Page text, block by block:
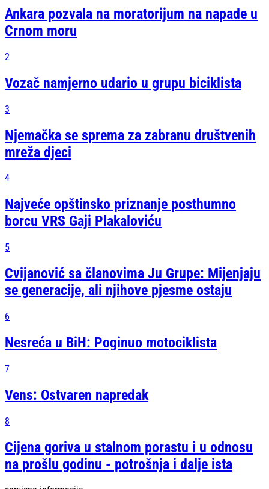
Ankara pozvala na moratorijum na napade u
Crnom moru
2
Vozač namjerno udario u grupu biciklista
3
Njemačka se sprema za zabranu društvenih
mreža djeci
4
Najveće opštinsko priznanje posthumno
borcu VRS Gaji Plakaloviću
5
Cvijanović sa članovima Ju Grupe: Mijenjaju
se generacije, ali njihove pjesme ostaju
6
Nesreća u BiH: Poginuo motociklista
7
Vens: Ostvaren napredak
8
Cijena goriva u stalnom porastu i u odnosu
na prošlu godinu - potrošnja i dalje ista